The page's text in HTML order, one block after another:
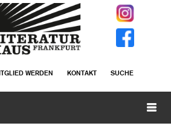
WERDEN KONTAKT SUCHE